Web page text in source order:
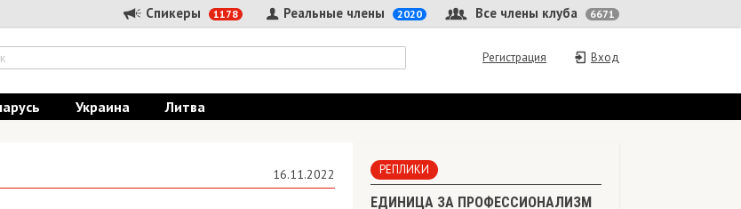
Спикеры 1178 Все члены клуба 6671
Реальные члены 2020
Вход
Регистрация
Украина Литва
16.11.2022 РЕПЛИКИ
ЕДИНИЦА ЗА ПРОФЕССИОНАЛИЗМ